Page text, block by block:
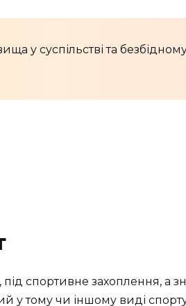
у суспільстві та
спортивне захоплення, а
у тому чи іншому виді